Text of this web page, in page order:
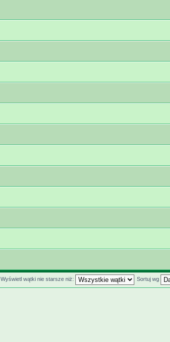
Wyświetl wątki nie starsze niż: Sortuj wg